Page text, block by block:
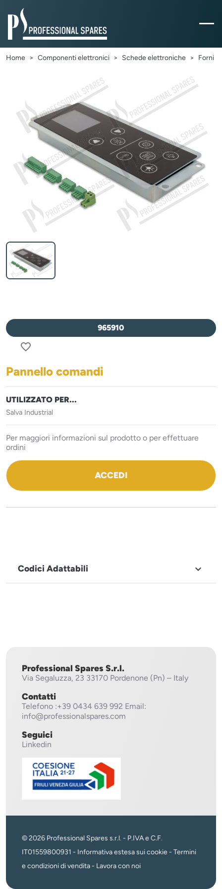
Home Componenti elettronici Schede elettroniche Forni
965910
favorite_border
Pannello comandi
UTILIZZATO PER...
Salva Industrial
Per maggiori informazioni sul prodotto o per effettuare
ordini
ACCEDI
Codici Adattabili 
Professional Spares S.r.l.
Via Segaluzza, 23 33170 Pordenone (Pn) – Italy
Contatti
Telefono :+39 0434 639 992 Email:
info@professionalspares.com
Seguici
Linkedin
© 2026 Professional Spares s.r.l. - P.IVA e C.F.
IT01559800931 - Informativa estesa sui cookie - Termini
e condizioni di vendita- Lavora con noi